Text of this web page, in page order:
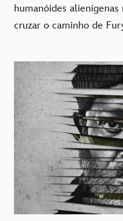
humanóides alienígenas
cruzar o caminho de